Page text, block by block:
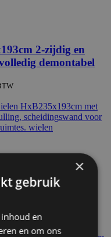
2-zijdig en
demontabel
2-zijdig en
demontabel
×
gebruik
en
en om ons